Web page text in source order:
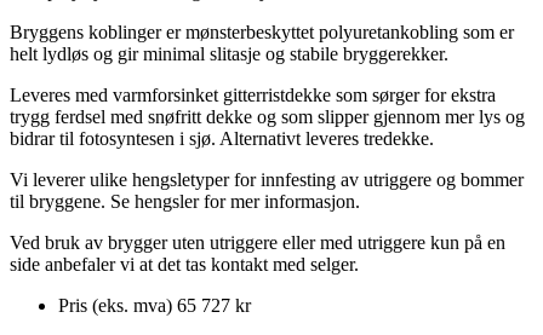
Bryggens koblinger er mønsterbeskyttet polyuretankobling som er
helt lydløs og gir minimal slitasje og stabile bryggerekker.
Leveres med varmforsinket gitterristdekke som sørger for ekstra
trygg ferdsel med snøfritt dekke og som slipper gjennom mer lys og
bidrar til fotosyntesen i sjø. Alternativt leveres tredekke.
Vi leverer ulike hengsletyper for innfesting av utriggere og bommer
til bryggene. Se hengsler for mer informasjon.
Ved bruk av brygger uten utriggere eller med utriggere kun på en
side anbefaler vi at det tas kontakt med selger.
Pris (eks. mva) 65 727 kr